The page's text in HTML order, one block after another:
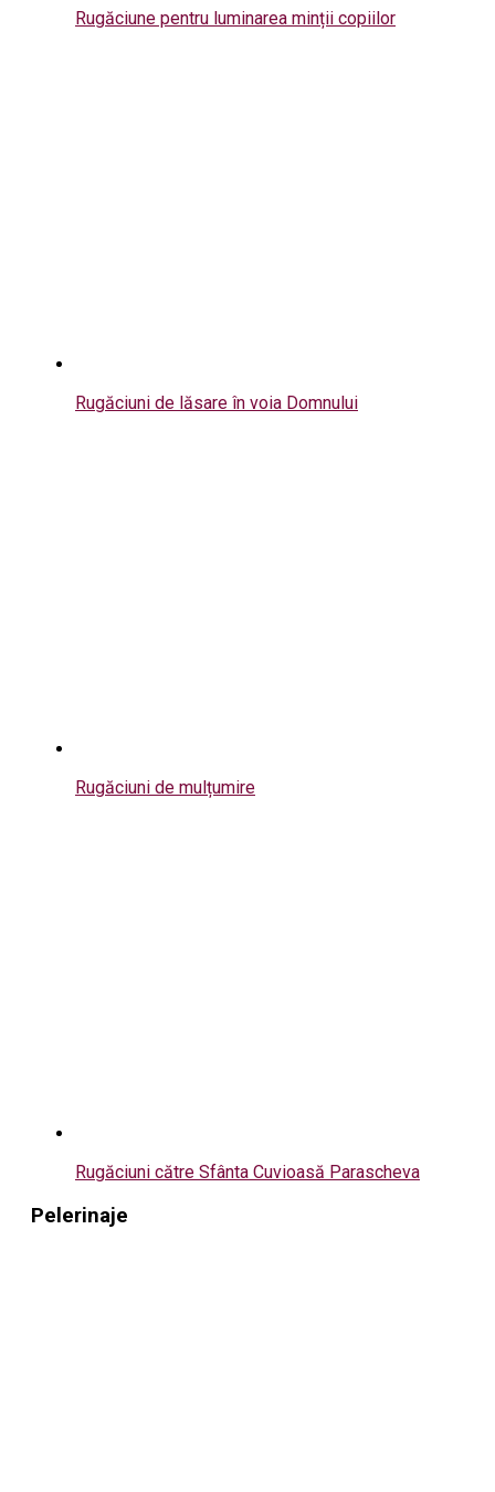
Rugăciune pentru luminarea minții copiilor
Rugăciuni de lăsare în voia Domnului
Rugăciuni de mulțumire
Rugăciuni către Sfânta Cuvioasă Parascheva
Pelerinaje